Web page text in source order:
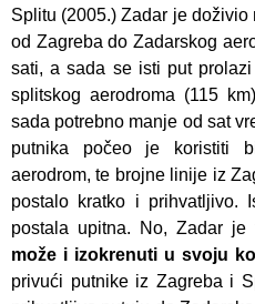
Splitu (2005.) Zadar je
od Zagreba do Zadarskog
sati, a sada se isti put
splitskog aerodroma (115
sada potrebno manje od sat
putnika počeo je koristiti
aerodrom, te brojne linije iz
postalo kratko i prihvatljivo.
postala upitna. No, Zadar je
može i izokrenuti u svoju
privući putnike iz Zagreba i